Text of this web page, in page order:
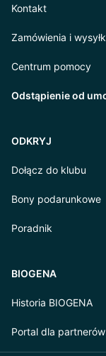
Kontakt
Zamówienia i
Centrum pomocy
Odstąpienie od
ODKRYJ
Dołącz do klubu
Bony podarunkowe
Poradnik
BIOGENA
Historia BIOGENA
Portal dla partnerów